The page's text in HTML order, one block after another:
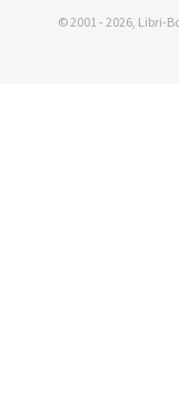
© 2001 - 2026, Libri-